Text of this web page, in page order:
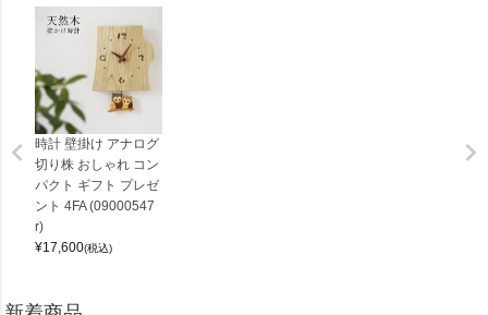
時計 壁掛け アナログ
切り株 おしゃれ コン
パクト ギフト プレゼ
ント 4FA (09000547
r)
¥17,600(税込)